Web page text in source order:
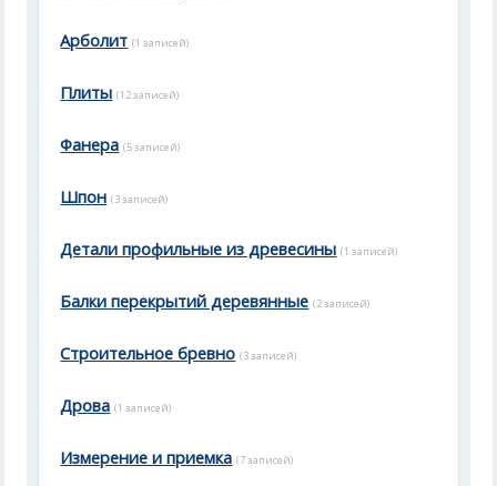
Арболит (1 записей)
Плиты (12 записей)
Фанера (5 записей)
Шпон (3 записей)
Детали профильные из древесины (1 записей)
Балки перекрытий деревянные (2 записей)
Строительное бревно (3 записей)
Дрова (1 записей)
Измерение и приемка (7 записей)